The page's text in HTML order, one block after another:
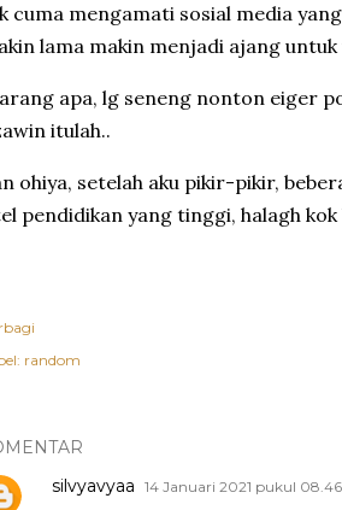
cuma mengamati sosial media
lama makin menjadi ajang
apa, lg seneng nonton eiger
itulah..
ohiya, setelah aku pikir-pikir,
pendidikan yang tinggi, halagh kok
random
silvyavyaa 14 Januari 2021 pukul 08.46